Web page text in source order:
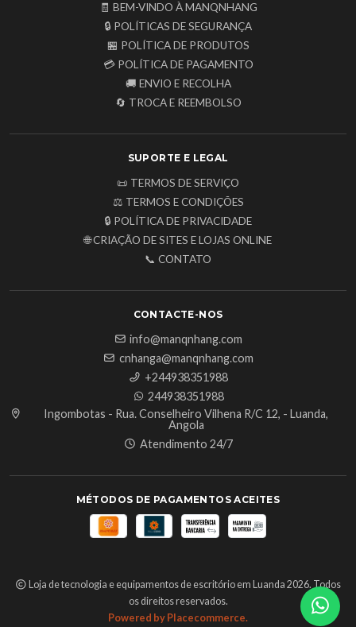
🧾 BEM-VINDO À MANQNHANG
🔒 POLÍTICAS DE SEGURANÇA
🏪 POLÍTICA DE PRODUTOS
💳 POLÍTICA DE PAGAMENTO
🚚 ENVIO E RECOLHA
🔄 TROCA E REEMBOLSO
SUPORTE E LEGAL
📜 TERMOS DE SERVIÇO
⚖️ TERMOS E CONDIÇÕES
🔒 POLÍTICA DE PRIVACIDADE
🌐 CRIAÇÃO DE SITES E LOJAS ONLINE
📞 CONTATO
CONTACTE-NOS
info@manqnhang.com
cnhanga@manqnhang.com
+244938351988
244938351988
Ingombotas - Rua. Conselheiro Vilhena R/C 12, - Luanda,
Angola
Atendimento 24/7
MÉTODOS DE PAGAMENTOS ACEITES
Loja de tecnologia e equipamentos de escritório em Luanda 2026. Todos
os direitos reservados.
Powered by Placecommerce.